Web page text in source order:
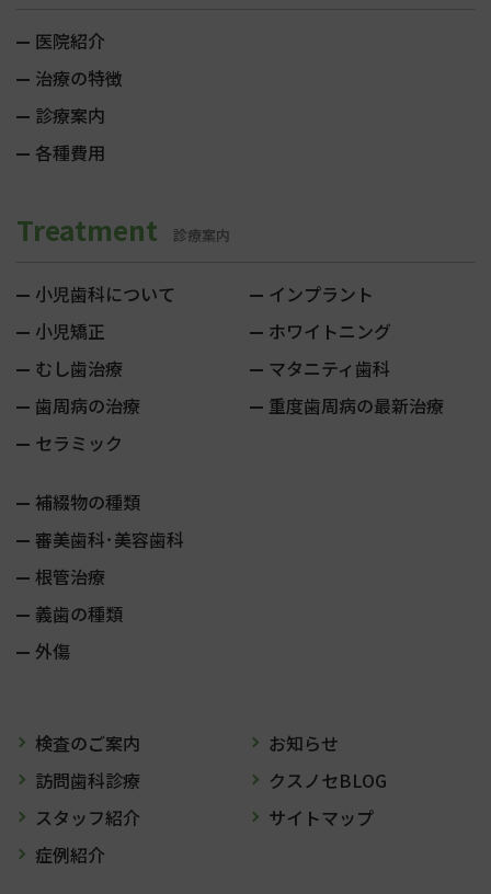
医院紹介
治療の特徴
診療案内
各種費用
Treatment 診療案内
小児歯科について
小児矯正
むし歯治療
歯周病の治療
セラミック
インプラント
ホワイトニング
マタニティ歯科
重度歯周病の最新治療
補綴物の種類
審美歯科･美容歯科
根管治療
義歯の種類
外傷
検査のご案内
訪問歯科診療
スタッフ紹介
症例紹介
お知らせ
クスノセBLOG
サイトマップ